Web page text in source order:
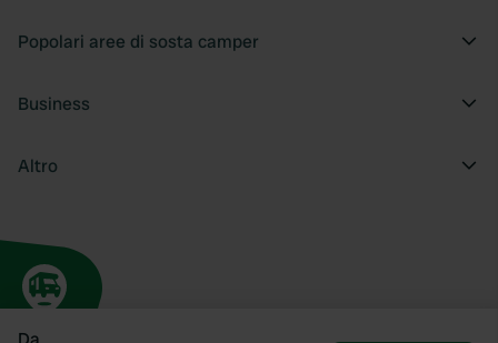
Popolari aree di sosta camper
Business
Altro